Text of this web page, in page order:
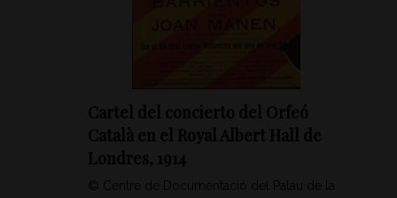
Cartel del concierto del Orfeó
Català en el Royal Albert Hall de
Londres, 1914
© Centre de Documentació del Palau de la